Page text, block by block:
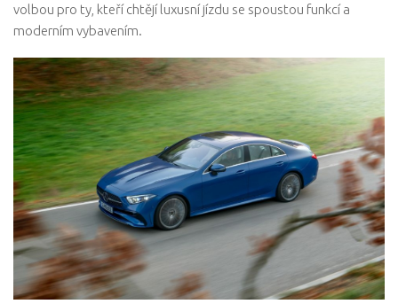
volbou pro ty, kteří chtějí luxusní jízdu se spoustou funkcí a
moderním vybavením.